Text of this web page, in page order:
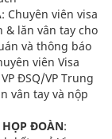
: Chuyên viên visa
& lăn vân tay cho
và thông báo
viên Visa
ĐSQ/VP Trung
vân tay và nộp
ĐOÀN: